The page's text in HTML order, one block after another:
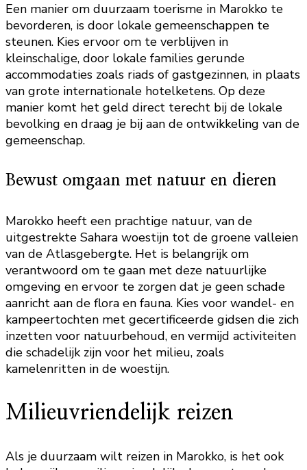
Een manier om duurzaam toerisme in Marokko te
bevorderen, is door lokale gemeenschappen te
steunen. Kies ervoor om te verblijven in
kleinschalige, door lokale families gerunde
accommodaties zoals riads of gastgezinnen, in plaats
van grote internationale hotelketens. Op deze
manier komt het geld direct terecht bij de lokale
bevolking en draag je bij aan de ontwikkeling van de
gemeenschap.
Bewust omgaan met natuur en dieren
Marokko heeft een prachtige natuur, van de
uitgestrekte Sahara woestijn tot de groene valleien
van de Atlasgebergte. Het is belangrijk om
verantwoord om te gaan met deze natuurlijke
omgeving en ervoor te zorgen dat je geen schade
aanricht aan de flora en fauna. Kies voor wandel- en
kampeertochten met gecertificeerde gidsen die zich
inzetten voor natuurbehoud, en vermijd activiteiten
die schadelijk zijn voor het milieu, zoals
kamelenritten in de woestijn.
Milieuvriendelijk reizen
Als je duurzaam wilt reizen in Marokko, is het ook